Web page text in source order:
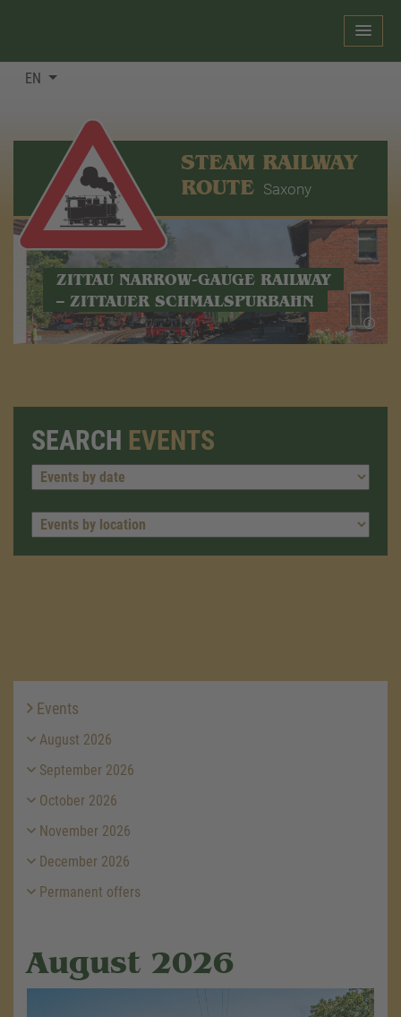
EN
STEAM RAILWAY
ROUTE Saxony
ZITTAU NARROW-GAUGE RAILWAY
– ZITTAUER SCHMALSPURBAHN
SEARCH EVENTS
Events
August 2026
September 2026
October 2026
November 2026
December 2026
Permanent offers
August 2026